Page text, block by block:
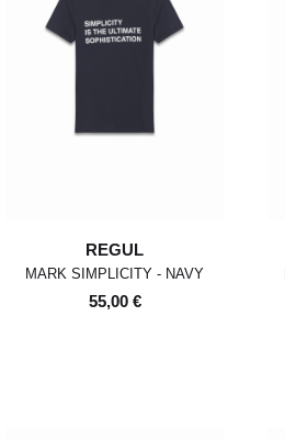
REGUL
MARK SIMPLICITY - NAVY
55,00 €